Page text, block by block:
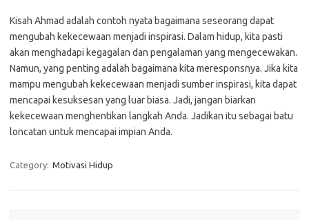
Kisah Ahmad adalah contoh nyata bagaimana seseorang dapat
mengubah kekecewaan menjadi inspirasi. Dalam hidup, kita pasti
akan menghadapi kegagalan dan pengalaman yang mengecewakan.
Namun, yang penting adalah bagaimana kita meresponsnya. Jika kita
mampu mengubah kekecewaan menjadi sumber inspirasi, kita dapat
mencapai kesuksesan yang luar biasa. Jadi, jangan biarkan
kekecewaan menghentikan langkah Anda. Jadikan itu sebagai batu
loncatan untuk mencapai impian Anda.
Category: Motivasi Hidup